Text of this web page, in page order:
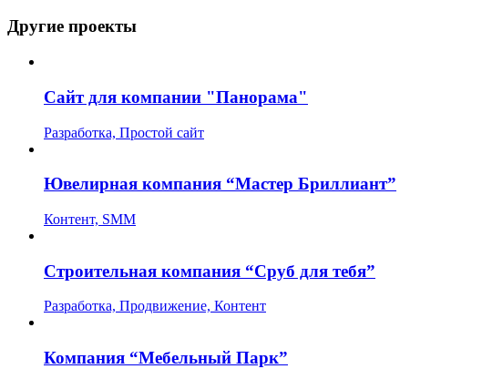
Другие проекты
Сайт для компании "Панорама"
Разработка, Простой сайт
Ювелирная компания “Мастер Бриллиант”
Контент, SMM
Строительная компания “Сруб для тебя”
Разработка, Продвижение, Контент
Компания “Мебельный Парк”